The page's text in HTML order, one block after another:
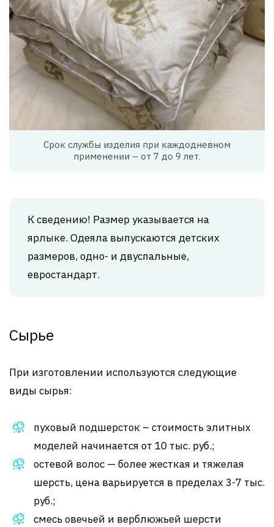
Срок службы изделия при каждодневном
применении – от 7 до 9 лет.
К сведению! Размер указывается на
ярлыке. Одеяла выпускаются детских
размеров, одно- и двуспальные,
евростандарт.
Сырье
При изготовлении используются следующие
виды сырья:
пуховый подшерсток – стоимость элитных
моделей начинается от 10 тыс. руб.;
остевой волос — более жесткая и тяжелая
шерсть, цена варьируется в пределах 3-7 тыс.
руб.;
смесь овечьей и верблюжьей шерсти